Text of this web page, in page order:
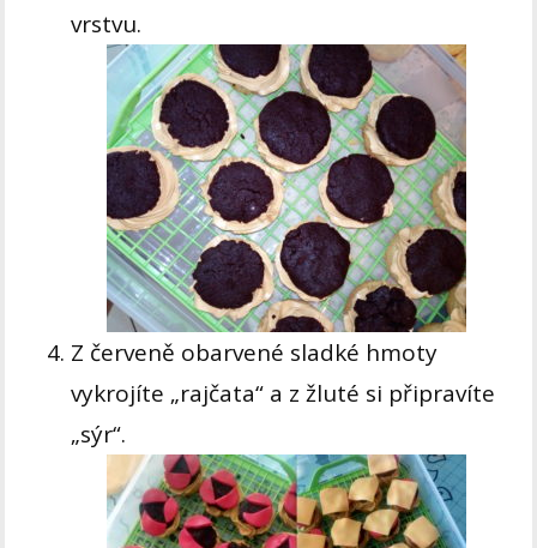
vrstvu.
Z červeně obarvené sladké hmoty
vykrojíte „rajčata“ a z žluté si připravíte
„sýr“.